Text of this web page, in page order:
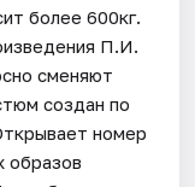
более 600кг.
П.И.
сменяют
создан по
номер
образов